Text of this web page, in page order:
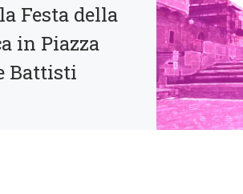
Festa della
in Piazza
Battisti